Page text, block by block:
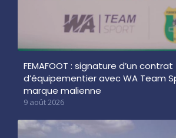
FEMAFOOT : signature d’un contrat
d’équipementier avec WA Team
marque malienne
9 août 2026